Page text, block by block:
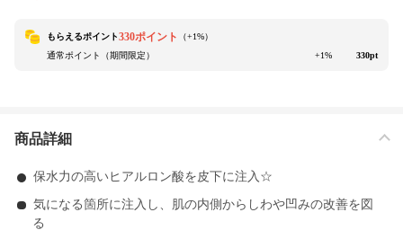
もらえるポイント330ポイント （+1%）
通常ポイント（期間限定）
+1% 330pt
商品詳細
保水力の高いヒアルロン酸を皮下に注入☆
気になる箇所に注入し、肌の内側からしわや凹みの改善を図
る